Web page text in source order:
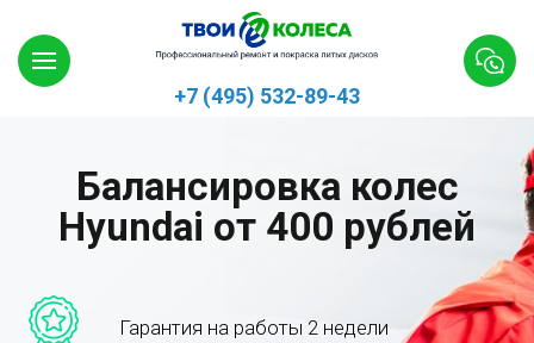
+7 (495) 532-89-43
Балансировка колес
Hyundai от 400 рублей
Гарантия на работы 2 недели